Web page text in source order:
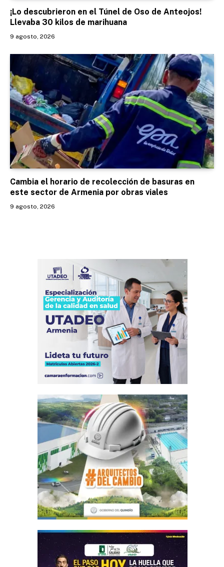
¡Lo descubrieron en el Túnel de Oso de Anteojos!
Llevaba 30 kilos de marihuana
9 agosto, 2026
Cambia el horario de recolección de basuras en
este sector de Armenia por obras viales
9 agosto, 2026